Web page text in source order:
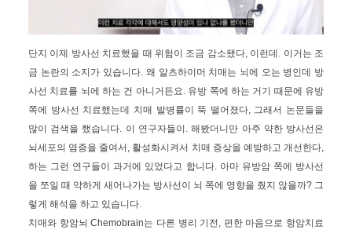
단지 이제 방사선 치료했을 때 위험이 조금 감소됐다, 이런데. 이거는 조
금 논란의 소지가 있습니다. 왜 알츠하이머 치매는 뇌에 오는 병인데 방
사선 치료를 뇌에 하는 건 아니거든요. 유방 쪽에 하는 거기 때문에 유방
쪽에 방사선 치료했는데 치매 발병률이 뚝 떨어졌다, 그래서 논문들을
많이 검색을 했습니다. 이 연구자들이. 해봤더니만 아주 약한 방사선은
뇌세포의 염증을 줄여서, 활성화시켜서 치매 증상을 예방하고 개선한다,
하는 그런 연구들이 과거에 있었다고 합니다. 아마 유방암 쪽에 방사선
을 쪼일 때 약하게 새어나가는 방사선이 뇌 쪽에 영향을 줬지 않을까? 그
렇게 해석을 하고 있습니다.
치매와 항암뇌 Chemobrain는 다른 병리 기전, 편한 마음으로 항암치료